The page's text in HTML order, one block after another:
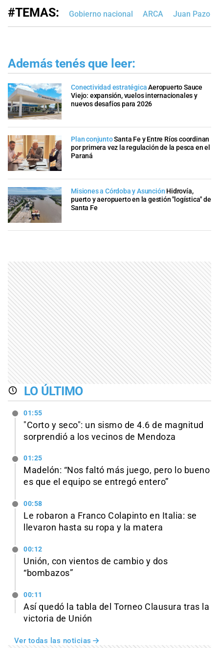
#TEMAS: Gobierno nacional ARCA Juan Pazo
Además tenés que leer:
Conectividad estratégicaAeropuerto Sauce
Viejo: expansión, vuelos internacionales y
nuevos desafíos para 2026
Plan conjuntoSanta Fe y Entre Ríos coordinan
por primera vez la regulación de la pesca en el
Paraná
Misiones a Córdoba y Asunción Hidrovía,
puerto y aeropuerto en la gestión "logística" de
Santa Fe
LO ÚLTIMO
01:55
"Corto y seco": un sismo de 4.6 de magnitud
sorprendió a los vecinos de Mendoza
01:25
Madelón: “Nos faltó más juego, pero lo bueno
es que el equipo se entregó entero”
00:58
Le robaron a Franco Colapinto en Italia: se
llevaron hasta su ropa y la matera
00:12
Unión, con vientos de cambio y dos
“bombazos”
00:11
Así quedó la tabla del Torneo Clausura tras la
victoria de Unión
Ver todas las noticias